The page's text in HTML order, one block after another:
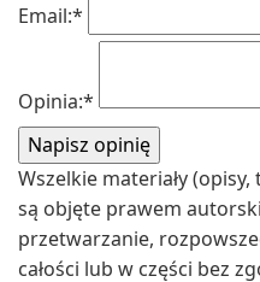
Email:*
Opinia:*
Wszelkie materiały
są objęte prawem
przetwarzanie,
całości lub w części bez